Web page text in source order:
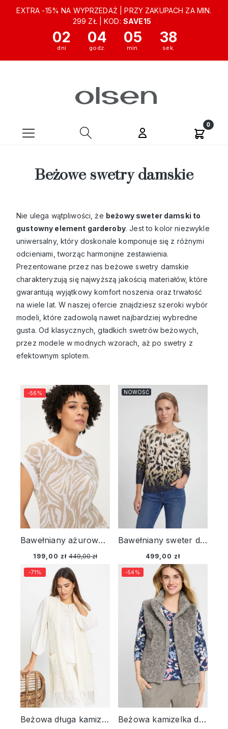
EXTRA -15% NA WYPRZEDAŻ | PRZY ZAKUPACH ZA MIN.
299 ZŁ | KOD: SAVE15
02 04 05 36
Beżowe swetry damskie
Nie ulega wątpliwości, że beżowy sweter damski to
gustowny element garderoby. Jest to kolor niezwykle
uniwersalny, który doskonale komponuje się z różnymi
odcieniami, tworząc harmonijne zestawienia.
Prezentowane przez nas beżowe swetry damskie
charakteryzują się najwyższą jakością materiałów, które
gwarantują wyjątkowy komfort noszenia oraz trwałość
na wiele lat. W naszej ofercie znajdziesz szeroki wybór
modeli, które zadowolą nawet najbardziej wybredne
gusta. Od klasycznych, gładkich swetrów beżowych,
przez modele w modnych wzorach, aż po swetry z
efektownym splotem.
Bawełniany ażurowy sweter damski Cora z krótkim rękawem – Sun Kissed
199,00 zł 449,00 zł
-56%
Bawełniany sweter damski Henny ze zwierzęcym wzorem - Modern Balance
499,00 zł
NOWOŚĆ
Beżowa długa kamizelka damska w stylu boho – Designer Choice
-71%
Beżowa kamizelka damska – Vintage Romance
-54%